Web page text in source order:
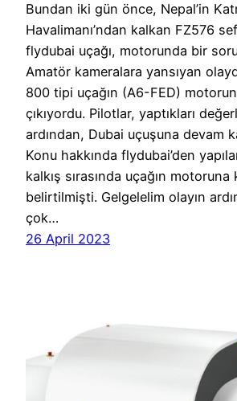
Bundan iki gün önce, Nepal’in
Havalimanı’ndan kalkan FZ576
flydubai uçağı, motorunda bir
Amatör kameralara yansıyan
800 tipi uçağın (A6-FED)
çıkıyordu. Pilotlar, yaptıkları
ardından, Dubai uçuşuna devam
Konu hakkında flydubai’den
kalkış sırasında uçağın
belirtilmişti. Gelgelelim olayın
çok…
26 April 2023